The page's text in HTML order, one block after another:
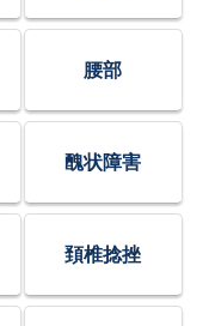
腰部
醜状障害
頚椎捻挫